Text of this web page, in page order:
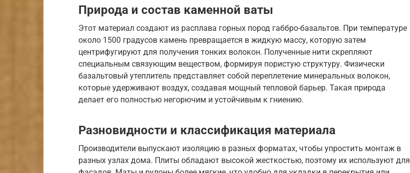
Природа и состав каменной ваты
Этот материал создают из расплава горных пород габбро-базальтов. При температуре
около 1500 градусов камень превращается в жидкую массу, которую затем
центрифугируют для получения тонких волокон. Полученные нити скрепляют
специальным связующим веществом, формируя пористую структуру. Физически
базальтовый утеплитель представляет собой переплетение минеральных волокон,
которые удерживают воздух, создавая мощный тепловой барьер. Такая природа
делает его полностью негорючим и устойчивым к гниению.
Разновидности и классификация материала
Производители выпускают изоляцию в разных форматах, чтобы упростить монтаж в
разных узлах дома. Плиты обладают высокой жесткостью, поэтому их используют для